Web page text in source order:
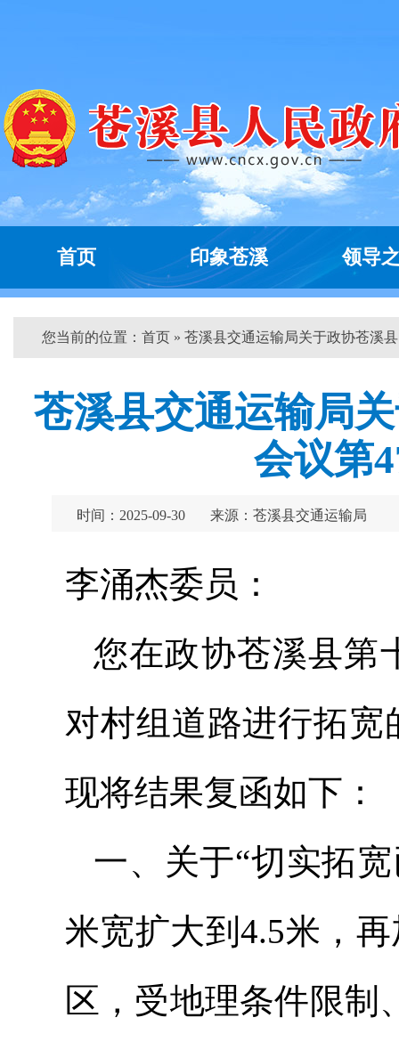
首页 印象苍溪 领导
您当前的位置： 首页 » 苍溪县交通运输局关于政协苍溪
苍溪县交通运输局
会议第
时间：2025-09-30 来源：苍溪县交通运输局
李涌杰委员：
您在政协苍溪县第
对村组道路进行拓
现将结果复函如下：
一、关于“切实拓
米宽扩大到4.5米，
区，受地理条件限制